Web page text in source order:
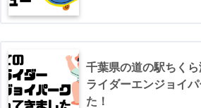
千葉県の道の駅ちく
ライダーエンジョイ
た！